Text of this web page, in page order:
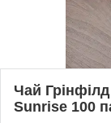
Чай
Sunrise 100